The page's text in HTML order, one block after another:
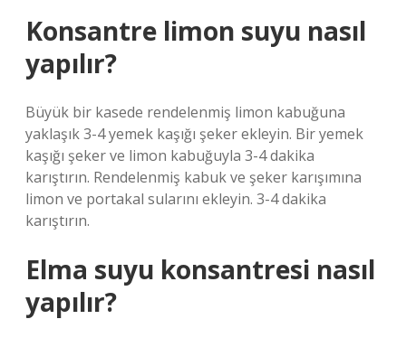
Konsantre limon suyu nasıl
yapılır?
Büyük bir kasede rendelenmiş limon kabuğuna
yaklaşık 3-4 yemek kaşığı şeker ekleyin. Bir yemek
kaşığı şeker ve limon kabuğuyla 3-4 dakika
karıştırın. Rendelenmiş kabuk ve şeker karışımına
limon ve portakal sularını ekleyin. 3-4 dakika
karıştırın.
Elma suyu konsantresi nasıl
yapılır?